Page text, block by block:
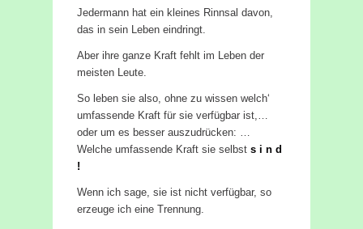
Jedermann hat ein kleines Rinnsal davon,
das in sein Leben eindringt.
Aber ihre ganze Kraft fehlt im Leben der
meisten Leute.
So leben sie also, ohne zu wissen welch‘
umfassende Kraft für sie verfügbar ist,…
oder um es besser auszudrücken: …
Welche umfassende Kraft sie selbst s i n d
!
Wenn ich sage, sie ist nicht verfügbar, so
erzeuge ich eine Trennung.